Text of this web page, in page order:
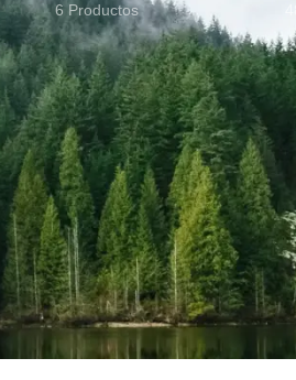
6 Productos
Mostrar 5